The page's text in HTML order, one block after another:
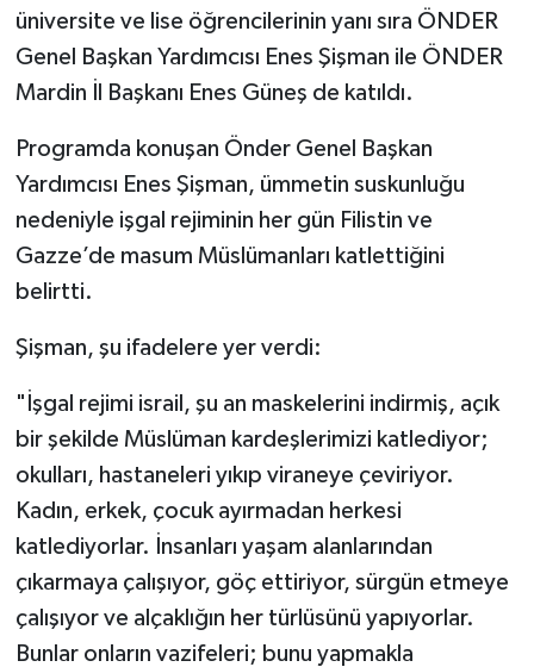
üniversite ve lise öğrencilerinin yanı sıra ÖNDER
Genel Başkan Yardımcısı Enes Şişman ile ÖNDER
Mardin İl Başkanı Enes Güneş de katıldı.
Programda konuşan Önder Genel Başkan
Yardımcısı Enes Şişman, ümmetin suskunluğu
nedeniyle işgal rejiminin her gün Filistin ve
Gazze’de masum Müslümanları katlettiğini
belirtti.
Şişman, şu ifadelere yer verdi:
"İşgal rejimi israil, şu an maskelerini indirmiş, açık
bir şekilde Müslüman kardeşlerimizi katlediyor;
okulları, hastaneleri yıkıp viraneye çeviriyor.
Kadın, erkek, çocuk ayırmadan herkesi
katlediyorlar. İnsanları yaşam alanlarından
çıkarmaya çalışıyor, göç ettiriyor, sürgün etmeye
çalışıyor ve alçaklığın her türlüsünü yapıyorlar.
Bunlar onların vazifeleri; bunu yapmakla